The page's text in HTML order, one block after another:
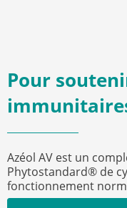
Pour
Azéol AV est un
Phytostandard® de
fonctionnement